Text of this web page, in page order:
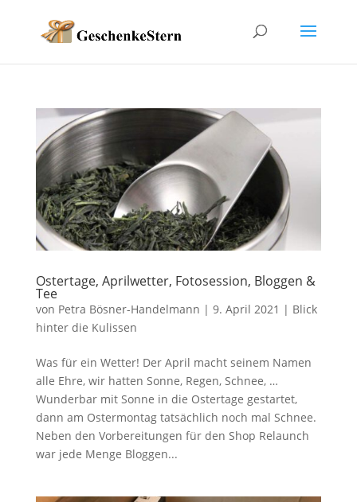
Ostertage, Aprilwetter, Fotosession, Bloggen &
Tee
von Petra Bösner-Handelmann | 9. April 2021 | Blick
hinter die Kulissen
Was für ein Wetter! Der April macht seinem Namen
alle Ehre, wir hatten Sonne, Regen, Schnee, …
Wunderbar mit Sonne in die Ostertage gestartet,
dann am Ostermontag tatsächlich noch mal Schnee.
Neben den Vorbereitungen für den Shop Relaunch
war jede Menge Bloggen...